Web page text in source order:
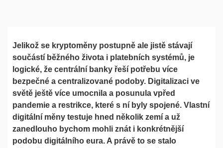
Jelikož se kryptoměny postupně ale jistě stávají
součástí běžného života i platebních systémů, je
logické, že centrální banky řeší potřebu více
bezpečné a centralizované podoby. Digitalizaci ve
světě ještě více umocnila a posunula vpřed
pandemie a restrikce, které s ní byly spojené. Vlastní
digitální měny testuje hned několik zemí a už
zanedlouho bychom mohli znát i konkrétnější
podobu digitálního eura. A právě to se stalo